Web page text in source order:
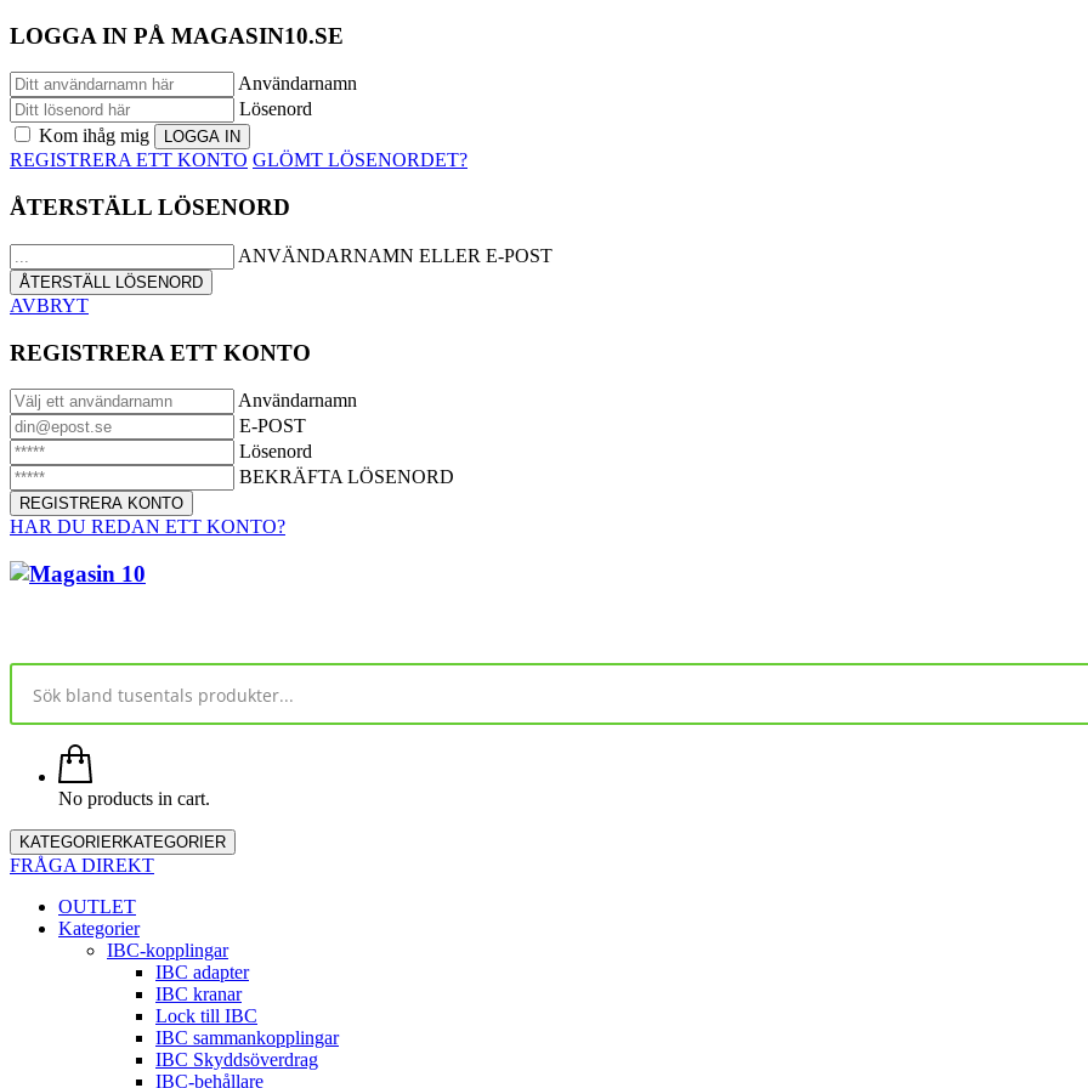
LOGGA IN PÅ MAGASIN10.SE
Användarnamn
Lösenord
Kom ihåg mig
REGISTRERA ETT KONTO GLÖMT LÖSENORDET?
ÅTERSTÄLL LÖSENORD
ANVÄNDARNAMN ELLER E-POST
AVBRYT
REGISTRERA ETT KONTO
Användarnamn
E-POST
Lösenord
BEKRÄFTA LÖSENORD
HAR DU REDAN ETT KONTO?
No products in cart.
KATEGORIERKATEGORIER
FRÅGA DIREKT
OUTLET
Kategorier
IBC-kopplingar
IBC adapter
IBC kranar
Lock till IBC
IBC sammankopplingar
IBC Skyddsöverdrag
IBC-behållare